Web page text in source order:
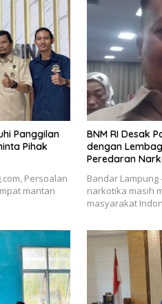
Panggilan
Pihak
Persoalan
mantan
BNM RI Desak
dengan
Peredaran
Bandar
narkotika masih
masyarakat